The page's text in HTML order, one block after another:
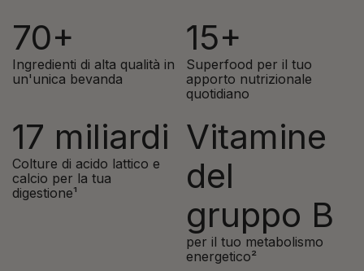
70+
Ingredienti di alta qualità in
un'unica bevanda
15+
Superfood per il tuo
apporto nutrizionale
quotidiano
17 miliardi
Colture di acido lattico e
calcio per la tua
digestione¹
Vitamine
del
gruppo B
per il tuo metabolismo
energetico²